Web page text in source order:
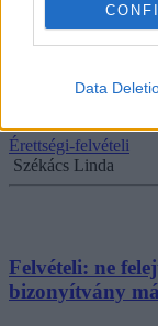
Data
Fel kell tölteni
Érettségi-felvételi
Székács Linda
Felvételi: ne
bizonyítvány